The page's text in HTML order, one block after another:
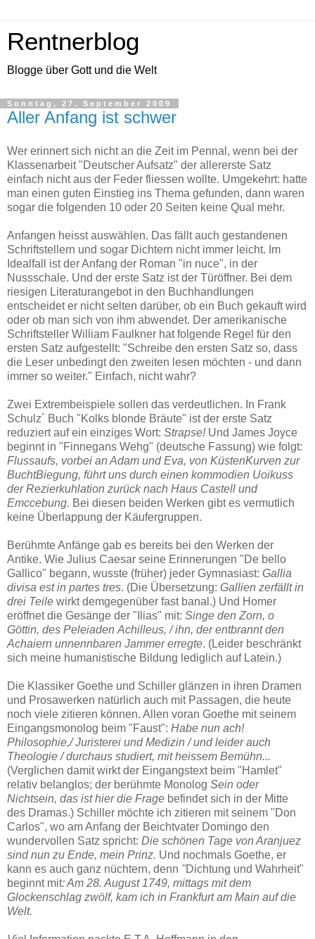
Rentnerblog
Blogge über Gott und die Welt
Sonntag, 27. September 2009
Aller Anfang ist schwer
Wer erinnert sich nicht an die Zeit im Pennal, wenn bei der
Klassenarbeit "Deutscher Aufsatz" der allererste Satz
einfach nicht aus der Feder fliessen wollte. Umgekehrt: hatte
man einen guten Einstieg ins Thema gefunden, dann waren
sogar die folgenden 10 oder 20 Seiten keine Qual mehr.
Anfangen heisst auswählen. Das fällt auch gestandenen
Schriftstellern und sogar Dichtern nicht immer leicht. Im
Idealfall ist der Anfang der Roman "in nuce", in der
Nussschale. Und der erste Satz ist der Türöffner. Bei dem
riesigen Literaturangebot in den Buchhandlungen
entscheidet er nicht selten darüber, ob ein Buch gekauft wird
oder ob man sich von ihm abwendet. Der amerikanische
Schriftsteller William Faulkner hat folgende Regel für den
ersten Satz aufgestellt: "Schreibe den ersten Satz so, dass
die Leser unbedingt den zweiten lesen möchten - und dann
immer so weiter." Einfach, nicht wahr?
Zwei Extrembeispiele sollen das verdeutlichen. In Frank
Schulz´ Buch "Kolks blonde Bräute" ist der erste Satz
reduziert auf ein einziges Wort: Strapse!Und James Joyce
beginnt in "Finnegans Wehg" (deutsche Fassung) wie folgt:
Flussaufs, vorbei an Adam und Eva, von KüstenKurven zur
BuchtBiegung, führt uns durch einen kommodien Uoikuss
der Rezierkuhlation zurück nach Haus Castell und
Emccebung. Bei diesen beiden Werken gibt es vermutlich
keine Überlappung der Käufergruppen.
Berühmte Anfänge gab es bereits bei den Werken der
Antike. Wie Julius Caesar seine Erinnerungen "De bello
Gallico" begann, wusste (früher) jeder Gymnasiast: Gallia
divisa est in partes tres. (Die Übersetzung: Gallien zerfällt in
drei Teile wirkt demgegenüber fast banal.) Und Homer
eröffnet die Gesänge der "Ilias" mit: Singe den Zorn, o
Göttin, des Peleiaden Achilleus, / ihn, der entbrannt den
Achaiern unnennbaren Jammer erregte. (Leider beschränkt
sich meine humanistische Bildung lediglich auf Latein.)
Die Klassiker Goethe und Schiller glänzen in ihren Dramen
und Prosawerken natürlich auch mit Passagen, die heute
noch viele zitieren können. Allen voran Goethe mit seinem
Eingangsmonolog beim "Faust": Habe nun ach!
Philosophie,/ Juristerei und Medizin / und leider auch
Theologie / durchaus studiert, mit heissem Bemühn...
(Verglichen damit wirkt der Eingangstext beim "Hamlet"
relativ belanglos; der berühmte Monolog Sein oder
Nichtsein, das ist hier die Frage befindet sich in der Mitte
des Dramas.) Schiller möchte ich zitieren mit seinem "Don
Carlos", wo am Anfang der Beichtvater Domingo den
wundervollen Satz spricht: Die schönen Tage von Aranjuez
sind nun zu Ende, mein Prinz. Und nochmals Goethe, er
kann es auch ganz nüchtern, denn "Dichtung und Wahrheit"
beginnt mit: Am 28. August 1749, mittags mit dem
Glockenschlag zwölf, kam ich in Frankfurt am Main auf die
Welt.